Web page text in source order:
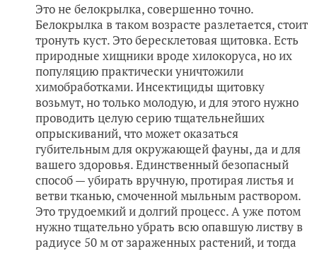
Это не белокрылка, совершенно точно.
Белокрылка в таком возрасте разлетается, стоит
тронуть куст. Это бересклетовая щитовка. Есть
природные хищники вроде хилокоруса, но их
популяцию практически уничтожили
химобработками. Инсектициды щитовку
возьмут, но только молодую, и для этого нужно
проводить целую серию тщательнейших
опрыскиваний, что может оказаться
губительным для окружающей фауны, да и для
вашего здоровья. Единственный безопасный
способ — убирать вручную, протирая листья и
ветви тканью, смоченной мыльным раствором.
Это трудоемкий и долгий процесс. А уже потом
нужно тщательно убрать всю опавшую листву в
радиусе 50 м от зараженных растений, и тогда